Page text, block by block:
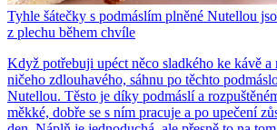
Tyhle šátečky s podmáslím plněné Nutellou
z plechu během chvíle
Když potřebuji upéct něco sladkého ke kávě a
ničeho zdlouhavého, sáhnu po těchto
Nutellou. Těsto je díky podmáslí a
měkké, dobře se s ním pracuje a po upečení